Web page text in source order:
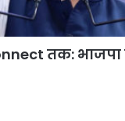
तक: भाजपा